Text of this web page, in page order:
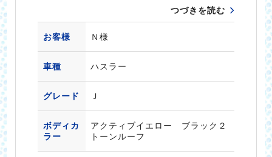
つづきを読む
お客様 Ｎ様
車種 ハスラー
グレード Ｊ
ボディカ
ラー
アクティブイエロー ブラック２
トーンルーフ